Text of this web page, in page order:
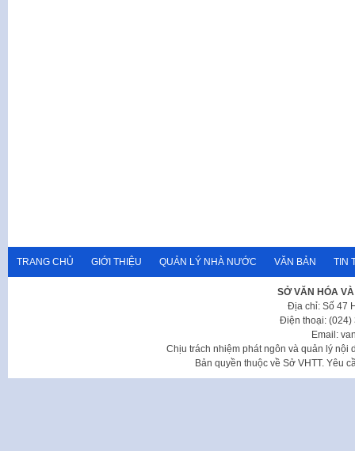
TRANG CHỦ GIỚI THIỆU QUẢN LÝ NHÀ NƯỚC VĂN BẢN TIN
SỞ VĂN HÓA
Địa chỉ: Số 47
Điện thoại: (024)
Email:
Chịu trách nhiệm phát ngôn và quản lý nội
Bản quyền thuộc về Sở VHTT. Yêu